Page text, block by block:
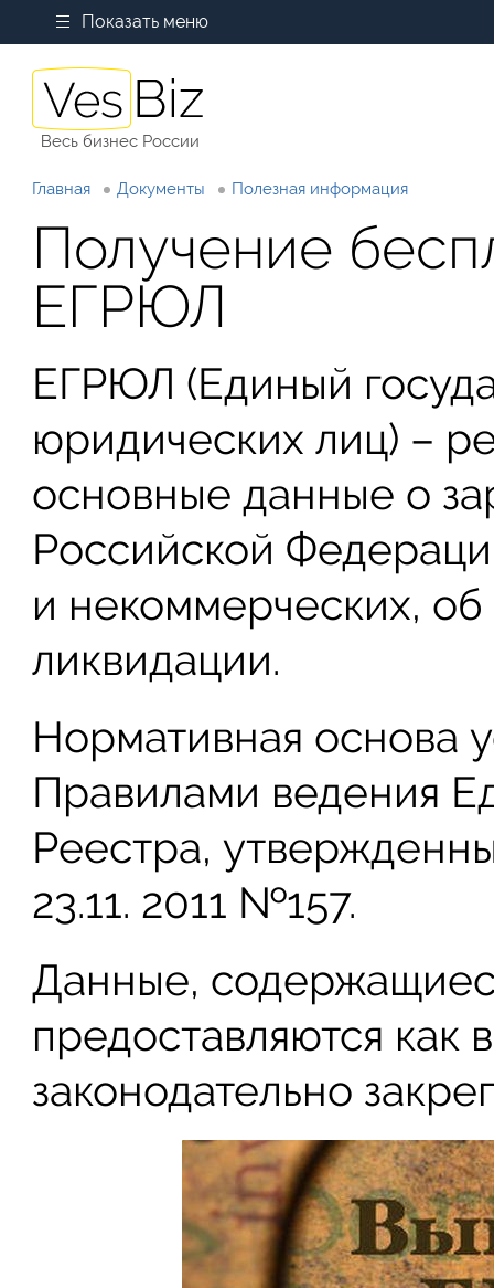
Показать меню
Весь бизнес России
Главная Документы Полезная информация
Получение
ЕГРЮЛ
ЕГРЮЛ (Единый
юридических лиц) –
основные данные о
Российской
и некоммерческих,
ликвидации.
Нормативная основа
Правилами ведения
Реестра,
23.11. 2011 №157.
Данные,
предоставляются как
законодательно